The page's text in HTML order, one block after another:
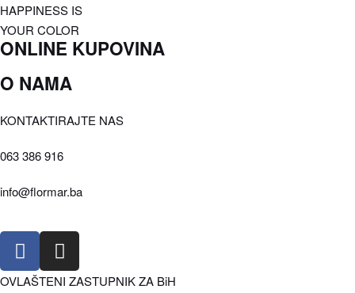
HAPPINESS IS
YOUR COLOR
ONLINE KUPOVINA
Oči
Tečni puder
Sjenila
Usne
Olovke za usne
O NAMA
Kvaliteta
Društvena i Prirodna odgovornost
Misija i Vizija
Pravila i uslovi korištenja
KONTAKTIRAJTE NAS
063 386 916
info@flormar.ba
OVLAŠTENI ZASTUPNIK ZA BiH